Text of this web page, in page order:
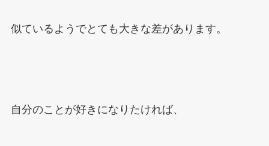
似ているようでとても大きな差があります。
自分のことが好きになりたければ、